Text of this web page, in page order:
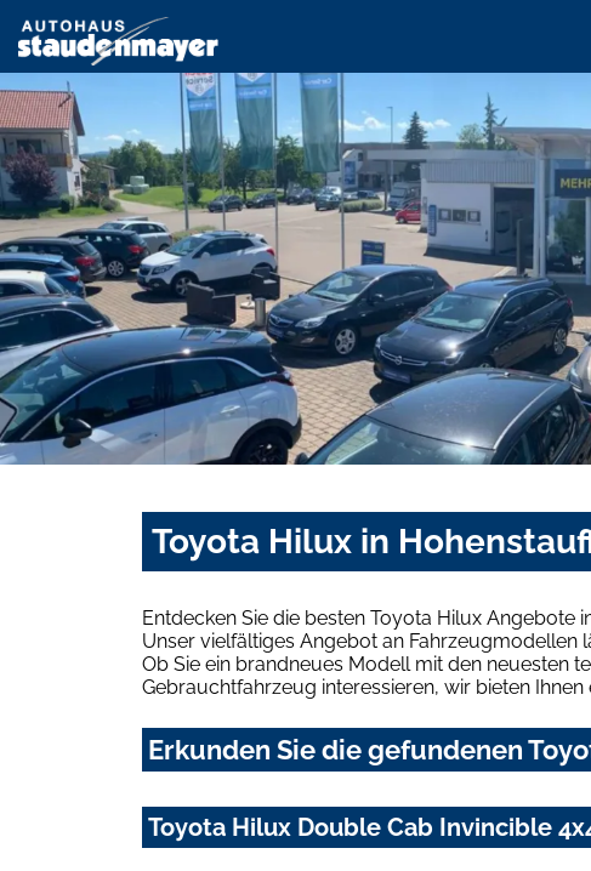
Toyota Hilux in
Entdecken Sie die besten Toyota Hilux Angebote
Unser vielfältiges Angebot an Fahrzeugmodellen
Ob Sie ein brandneues Modell mit den neuesten
Gebrauchtfahrzeug interessieren, wir bieten Ihnen
Erkunden Sie die gefundenen
Toyota Hilux Double Cab Invincible